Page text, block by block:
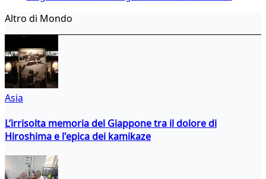
Altro di Mondo
Asia
L’irrisolta memoria del Giappone tra il dolore di
Hiroshima e l'epica dei kamikaze